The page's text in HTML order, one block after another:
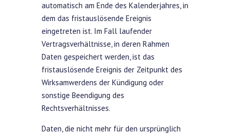
automatisch am Ende des Kalenderjahres, in
dem das fristauslösende Ereignis
eingetreten ist. Im Fall laufender
Vertragsverhältnisse, in deren Rahmen
Daten gespeichert werden, ist das
fristauslösende Ereignis der Zeitpunkt des
Wirksamwerdens der Kündigung oder
sonstige Beendigung des
Rechtsverhältnisses.
Daten, die nicht mehr für den ursprünglich